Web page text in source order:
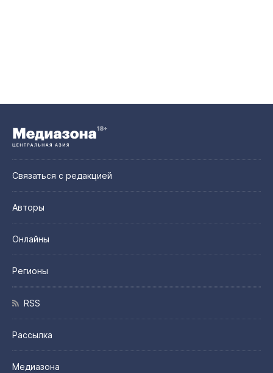
Связаться с редакцией
Авторы
Онлайны
Регионы
RSS
Рассылка
Медиазона